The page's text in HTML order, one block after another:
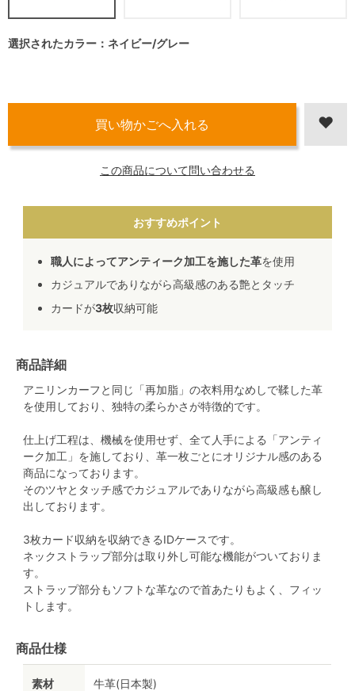
選択されたカラー：ネイビー/グレー
この商品について問い合わせる
おすすめポイント
職人によってアンティーク加工を施した革を使用
カジュアルでありながら高級感のある艶とタッチ
カードが3枚収納可能
商品詳細
アニリンカーフと同じ「再加脂」の衣料用なめしで鞣した革
を使用しており、独特の柔らかさが特徴的です。
仕上げ工程は、機械を使用せず、全て人手による「アンティ
ーク加工」を施しており、革一枚ごとにオリジナル感のある
商品になっております。
そのツヤとタッチ感でカジュアルでありながら高級感も醸し
出しております。
3枚カード収納を収納できるIDケースです。
ネックストラップ部分は取り外し可能な機能がついておりま
す。
ストラップ部分もソフトな革なので首あたりもよく、フィッ
トします。
商品仕様
素材 牛革(日本製)